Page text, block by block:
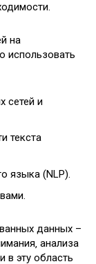
на
использовать
сетей и
текста
языка (NLP).
данных –
анализа
в эту область